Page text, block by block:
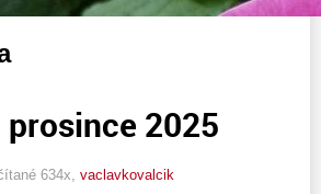
prosince 2025
634x, vaclavkovalcik